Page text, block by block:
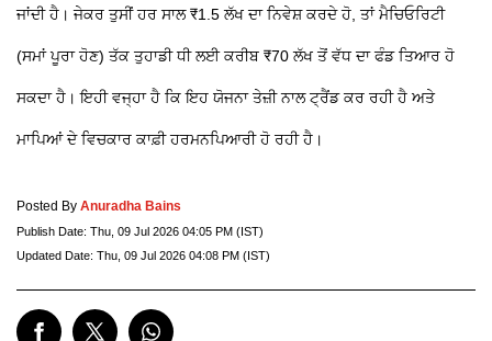
ਜਾਂਦੀ ਹੈ। ਜੇਕਰ ਤੁਸੀਂ ਹਰ ਸਾਲ ₹1.5 ਲੱਖ ਦਾ ਨਿਵੇਸ਼ ਕਰਦੇ ਹੋ, ਤਾਂ ਮੈਚਿਓਰਿਟੀ
(ਸਮਾਂ ਪੂਰਾ ਹੋਣ) ਤੱਕ ਤੁਹਾਡੀ ਧੀ ਲਈ ਕਰੀਬ ₹70 ਲੱਖ ਤੋਂ ਵੱਧ ਦਾ ਫੰਡ ਤਿਆਰ ਹੋ
ਸਕਦਾ ਹੈ। ਇਹੀ ਵਜ੍ਹਾ ਹੈ ਕਿ ਇਹ ਯੋਜਨਾ ਤੇਜ਼ੀ ਨਾਲ ਟ੍ਰੈਂਡ ਕਰ ਰਹੀ ਹੈ ਅਤੇ
ਮਾਪਿਆਂ ਦੇ ਵਿਚਕਾਰ ਕਾਫ਼ੀ ਹਰਮਨਪਿਆਰੀ ਹੋ ਰਹੀ ਹੈ।
Posted By Anuradha Bains
Publish Date: Thu, 09 Jul 2026 04:05 PM (IST)
Updated Date: Thu, 09 Jul 2026 04:08 PM (IST)